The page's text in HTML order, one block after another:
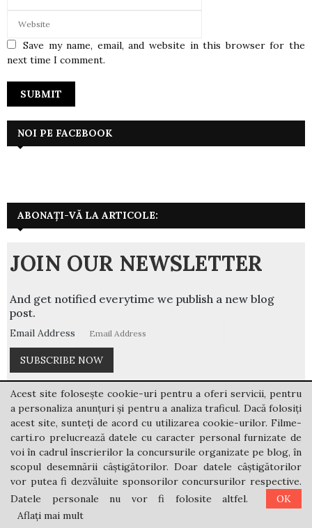
Save my name, email, and website in this browser for the
next time I comment.
NOI PE FACEBOOK
ABONAȚI-VĂ LA ARTICOLE:
JOIN OUR NEWSLETTER
And get notified everytime we publish a new blog
post.
Email Address
By subscribing, you agree with ourprivacy policyand our
terms of service.
Acest site folosește cookie-uri pentru a oferi servicii, pentru
a personaliza anunțuri și pentru a analiza traficul. Dacă folosiți
acest site, sunteți de acord cu utilizarea cookie-urilor. Filme-
carti.ro prelucrează datele cu caracter personal furnizate de
voi în cadrul înscrierilor la concursurile organizate pe blog, în
scopul desemnării câștigătorilor. Doar datele câștigătorilor
vor putea fi dezvăluite sponsorilor concursurilor respective.
Datele personale nu vor fi folosite altfel.
OK
Aflați mai mult